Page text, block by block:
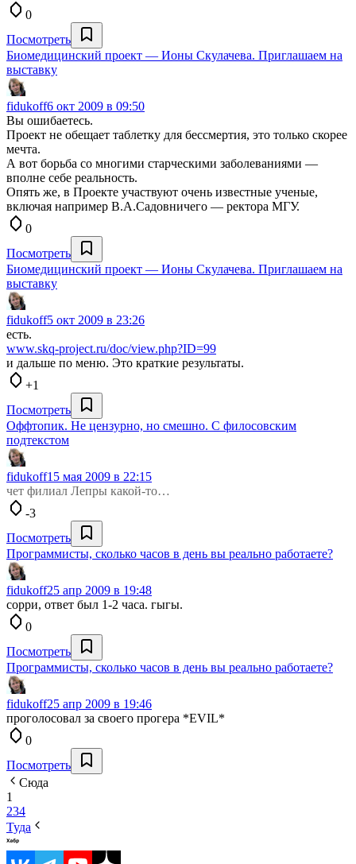
0
Посмотреть
Биомедицинский проект — Ионы Скулачева. Приглашаем на
выставку
fidukoff6 окт 2009 в 09:50
Вы ошибаетесь.
Проект не обещает таблетку для бессмертия, это только скорее
мечта.
А вот борьба со многими старческими заболеваниями —
вполне себе реальность.
Опять же, в Проекте участвуют очень известные ученые,
включая например В.А.Садовничего — ректора МГУ.
0
Посмотреть
Биомедицинский проект — Ионы Скулачева. Приглашаем на
выставку
fidukoff5 окт 2009 в 23:26
есть.
www.skq-project.ru/doc/view.php?ID=99
и дальше по меню. Это краткие результаты.
+1
Посмотреть
Оффтопик. Не цензурно, но смешно. С филосовским
подтекстом
fidukoff15 мая 2009 в 22:15
чет филиал Лепры какой-то…
-3
Посмотреть
Программисты, сколько часов в день вы реально работаете?
fidukoff25 апр 2009 в 19:48
сорри, ответ был 1-2 часа. гыгы.
0
Посмотреть
Программисты, сколько часов в день вы реально работаете?
fidukoff25 апр 2009 в 19:46
проголосовал за своего прогера *EVIL*
0
Посмотреть
Сюда
1
234
Туда